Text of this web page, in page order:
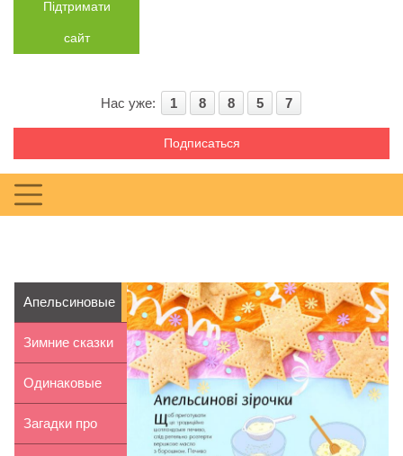
Підтримати
сайт
Нас уже: 1 8 8 5 7
Подписаться
Апельсиновые
звездочки
Зимние сказки
С. Козлова
Одинаковые
изображения.
Загадки про